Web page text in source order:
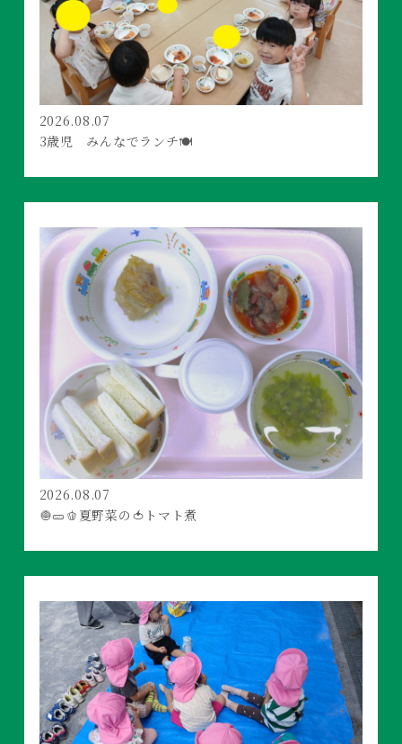
2026.08.07
3歳児 みんなでランチ🍽️
2026.08.07
🧅🥒🫑夏野菜の🍅トマト煮